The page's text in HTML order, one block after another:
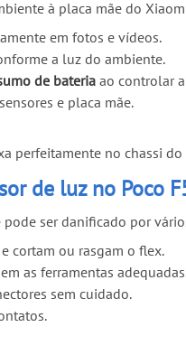
à placa mãe do
em fotos e vídeos.
a luz do ambiente.
de bateria ao controlar
e placa mãe.
perfeitamente no chassi
de luz no Poco
ser danificado por
cortam ou rasgam o flex.
as ferramentas
sem cuidado.